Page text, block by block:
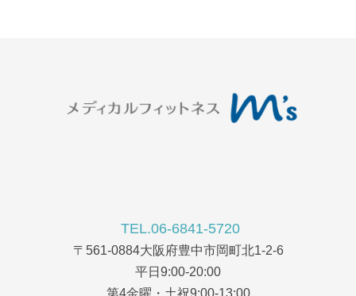
TEL.06-6841-5720
〒561-0884大阪府豊中市岡町北1-2-6
平日9:00-20:00